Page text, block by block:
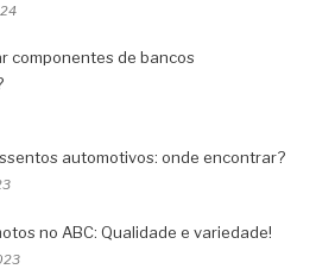
componentes de bancos
automotivos: onde encontrar?
no ABC: Qualidade e variedade!